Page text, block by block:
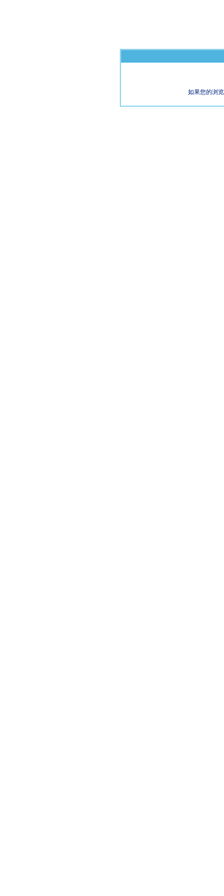
如果您的浏